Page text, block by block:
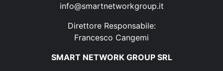
info@smartnetworkgroup.it
Direttore Responsabile:
Francesco Cangemi
SMART NETWORK GROUP SRL